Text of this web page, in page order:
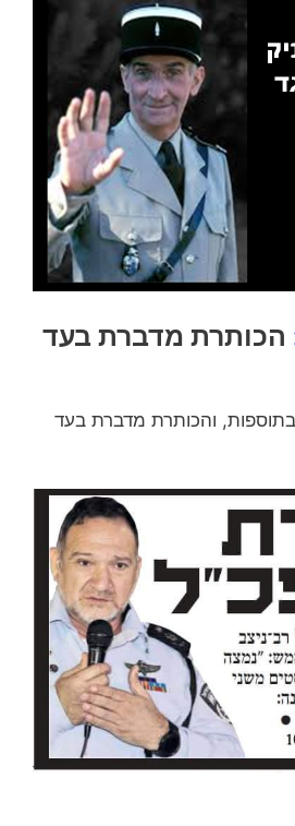
הכותרת מדברת בעד
בתוספות, והכותרת מדברת בעד